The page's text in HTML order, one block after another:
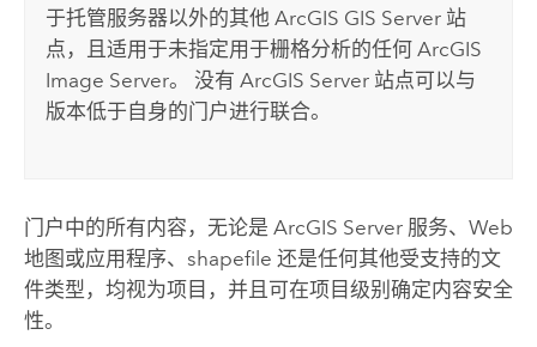
于托管服务器以外的其他ArcGIS GIS Server 站
点，且适用于未指定用于栅格分析的任何ArcGIS
Image Server。 没有ArcGIS Server 站点可以与
版本低于自身的门户进行联合。
门户中的所有内容，无论是 ArcGIS Server服务、Web
地图或应用程序、shapefile 还是任何其他受支持的文
件类型，均视为项目，并且可在项目级别确定内容安全
性。